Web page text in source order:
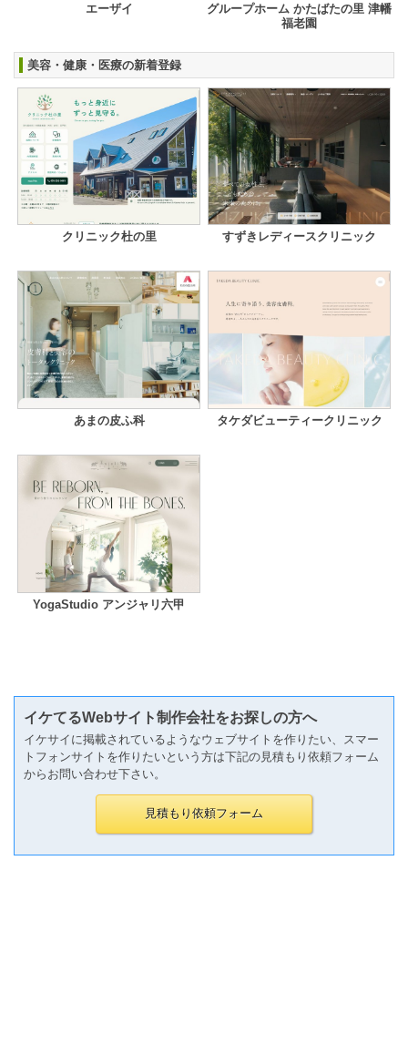
エーザイ
グループホーム かたばたの里 津幡
福老園
美容・健康・医療の新着登録
クリニック杜の里 すずきレディースクリニック
あまの皮ふ科 タケダビューティークリニック
YogaStudio アンジャリ六甲
イケてるWebサイト制作会社をお探しの方へ
イケサイに掲載されているようなウェブサイトを作りたい、スマー
トフォンサイトを作りたいという方は下記の見積もり依頼フォーム
からお問い合わせ下さい。